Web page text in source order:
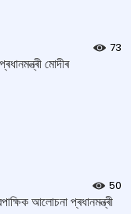
73
মোদীৰ
50
আলোচনা প্ৰধানমন্ত্ৰী